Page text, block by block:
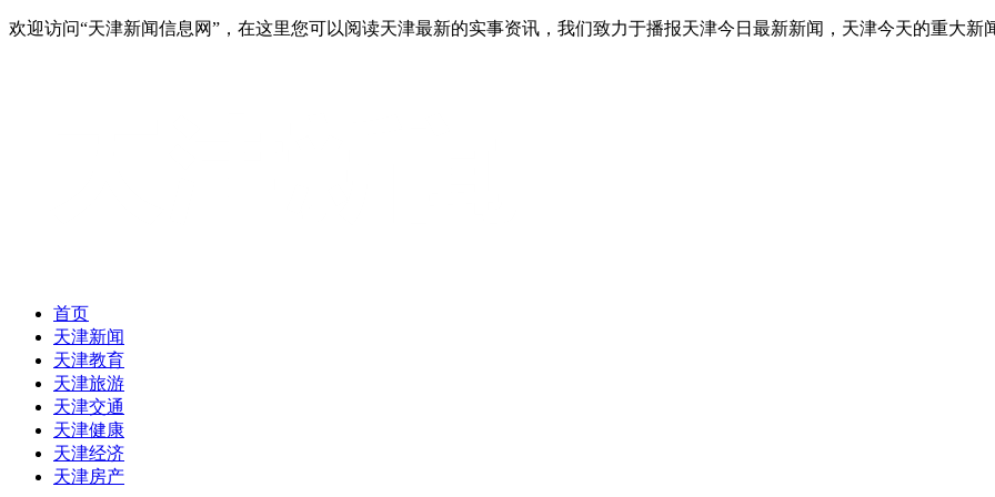
欢迎访问“天津新闻信息网”，在这里您可以阅读天津最新的实事资讯，我们致力于播报天津今日最新新闻，天津今天的重大新
首页
天津新闻
天津教育
天津旅游
天津交通
天津健康
天津经济
天津房产